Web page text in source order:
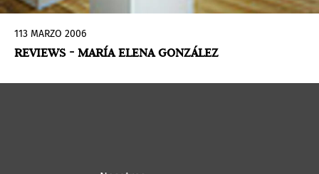
113 MARZO 2006
REVIEWS - MARÍA ELENA GONZÁLEZ